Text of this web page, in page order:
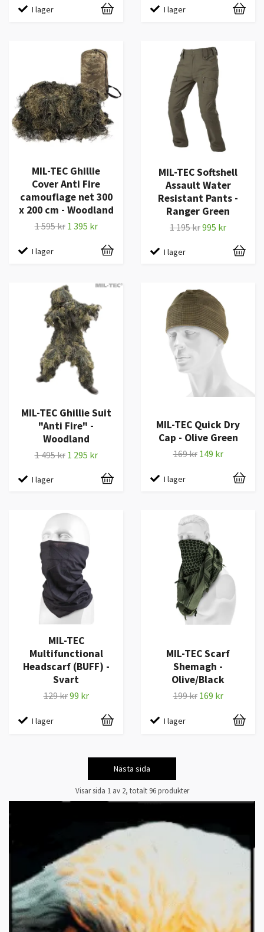
I lager I lager
MIL-TEC Ghillie
Cover Anti Fire
camouflage net 300
x 200 cm - Woodland
1 595 kr 1 395 kr
I lager
MIL-TEC Softshell
Assault Water
Resistant Pants -
Ranger Green
1 195 kr995 kr
I lager
MIL-TEC Ghillie Suit
"Anti Fire" -
Woodland
1 495 kr 1 295 kr
I lager
MIL-TEC Quick Dry
Cap - Olive Green
169 kr 149 kr
I lager
MIL-TEC
Multifunctional
Headscarf (BUFF) -
Svart
129 kr99 kr
I lager
MIL-TEC Scarf
Shemagh -
Olive/Black
199 kr 169 kr
I lager
Nästa sida
Visar sida 1 av 2, totalt 96 produkter